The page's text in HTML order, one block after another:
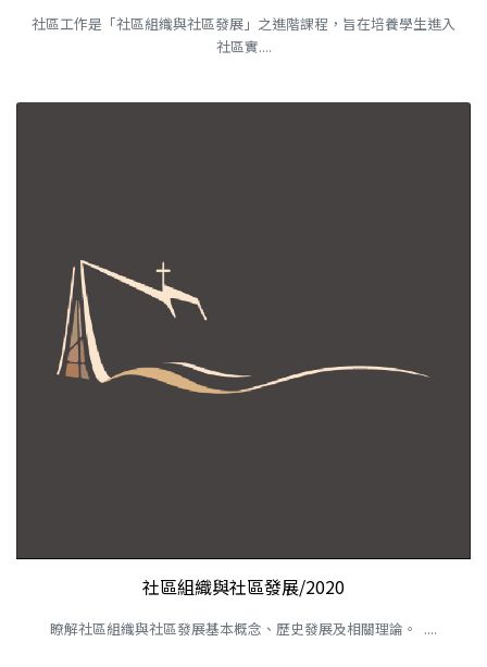
社區工作是「社區組織與社區發展」之進階課程，旨在培養學生進入
社區實....
社區組織與社區發展/2020
瞭解社區組織與社區發展基本概念、歷史發展及相關理論。 ....